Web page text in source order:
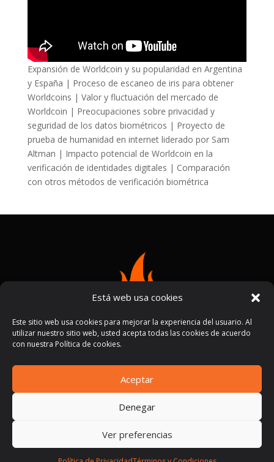
Está web usa cookies
Este sitio web usa cookies para mejorar la experiencia del usuario. Al
utilizar nuestro sitio web, usted acepta todas las cookies de acuerdo
con nuestra Política de cookies.
Aceptar
Denegar
Ver preferencias
Expansión de Worldcoin y su popularidad en Argentina
y España | Proceso de escaneo de iris para obtener
Worldcoins | Valor y fluctuación del mercado de
Worldcoin | Preocupaciones sobre privacidad y
seguridad de los datos biométricos | Proyecto de
prueba de humanidad en internet liderado por Sam
Altman | Impacto potencial de Worldcoin en la
verificación de identidades digitales | Comparación
con otros métodos de verificación biométrica
Términos y condiciones|Políticas de privacidad